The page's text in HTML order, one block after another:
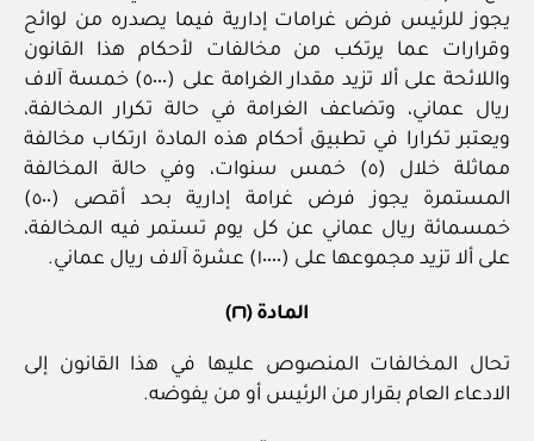
يجوز للرئيس فرض غرامات إدارية فيما يصدره من لوائح
وقرارات عما يرتكب من مخالفات لأحكام هذا القانون
واللائحة على ألا تزيد مقدار الغرامة على (٥٠٠٠) خمسة آلاف
ريال عماني، وتضاعف الغرامة في حالة تكرار المخالفة،
ويعتبر تكرارا في تطبيق أحكام هذه المادة ارتكاب مخالفة
مماثلة خلال (٥) خمس سنوات، وفي حالة المخالفة
المستمرة يجوز فرض غرامة إدارية بحد أقصى (٥٠٠)
خمسمائة ريال عماني عن كل يوم تستمر فيه المخالفة،
على ألا تزيد مجموعها على (١٠٠٠٠) عشرة آلاف ريال عماني.
المادة (٢٦)
تحال المخالفات المنصوص عليها في هذا القانون إلى
الادعاء العام بقرار من الرئيس أو من يفوضه.